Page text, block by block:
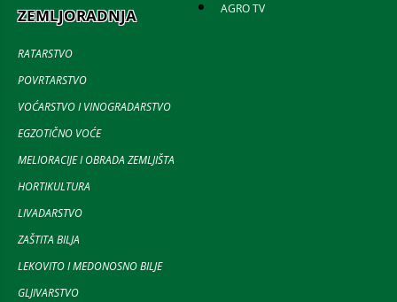
ZEMLJORADNJA
RATARSTVO
POVRTARSTVO
VOĆARSTVO I VINOGRADARSTVO
EGZOTIČNO VOĆE
MELIORACIJE I OBRADA ZEMLJIŠTA
HORTIKULTURA
LIVADARSTVO
ZAŠTITA BILJA
LEKOVITO I MEDONOSNO BILJE
GLJIVARSTVO
AGRO TV